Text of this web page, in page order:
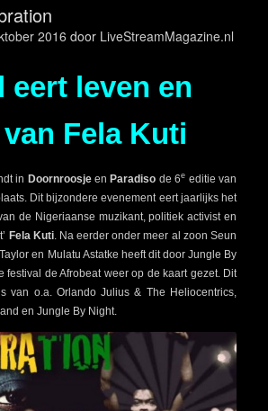
2016 door LiveStreamMagazine.nl
eert leven en
Fela Kuti
in DoornroosjeenParadiso de 6e editie van
Dit bijzondere evenement eert jaarlijks het
de Nigeriaanse muzikant, politiek activist en
Fela Kuti. Na eerder onder meer al zoon Seun
en Mulatu Astatke heeft dit door Jungle By
festival de Afrobeat weer op de kaart gezet. Dit
van o.a. Orlando Julius & The Heliocentrics,
en Jungle By Night.